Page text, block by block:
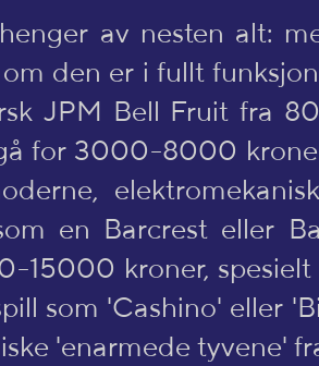
av nesten alt:
den er i fullt
JPM Bell Fruit fra
for 3000-8000
en Barcrest eller
15000 kroner, spesielt
som 'Cashino' eller
'enarmede tyvene'